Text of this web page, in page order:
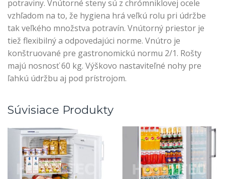
potraviny. Vnútorné steny sú z chrómniklovej ocele
vzhľadom na to, že hygiena hrá veľkú rolu pri údržbe
tak veľkého množstva potravín. Vnútorný priestor je
tiež flexibilný a odpovedajúci norme. Vnútro je
konštruované pre gastronomickú normu 2/1. Rošty
majú nosnosť 60 kg. Výškovo nastaviteľné nohy pre
ľahkú údržbu aj pod prístrojom.
Súvisiace Produkty